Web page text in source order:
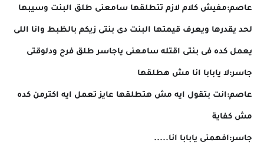
عاصم:مفيش كلام لازم تتطلقها سامعنى طلق البنت وسيبها
لحد يقدرها ويعرف قيمتها البنت دى بنتى زيكم بالظبط وانا اللى
يعمل كده فى بنتى اقتله سامعنى ياجاسر طلق فرح ودلوقتى
جاسر:لا يابابا انا مش هطلقها
عاصم:انت بتقول ايه مش هتطلقها عايز تعمل ايه اكترمن كده
مش كفاية
جاسر:افهمنى يابابا انا.....